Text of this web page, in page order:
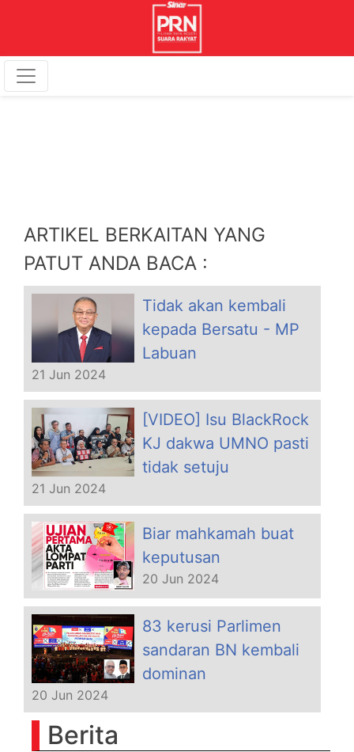
ARTIKEL BERKAITAN YANG
PATUT ANDA BACA :
Tidak akan kembali
kepada Bersatu - MP
Labuan
21 Jun 2024
[VIDEO] Isu BlackRock
KJ dakwa UMNO pasti
tidak setuju
21 Jun 2024
Biar mahkamah buat
keputusan
20 Jun 2024
83 kerusi Parlimen
sandaran BN kembali
dominan
20 Jun 2024
Berita